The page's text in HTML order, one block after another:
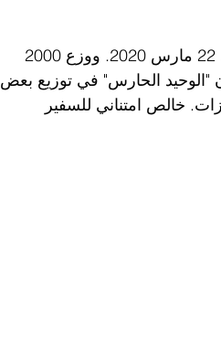
"الوحيد الحارس" في توزيع بعض
خالص امتناني للسفير